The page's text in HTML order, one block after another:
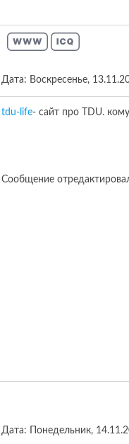
Дата: Воскресенье,
tdu-life- сайт про TDU.
Сообщение
Дата: Понедельник,